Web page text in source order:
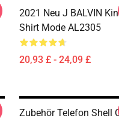
2021 Neu J BALVIN
Shirt Mode AL2305
20,93 £ - 24,09 £
Zubehör Telefon Shell